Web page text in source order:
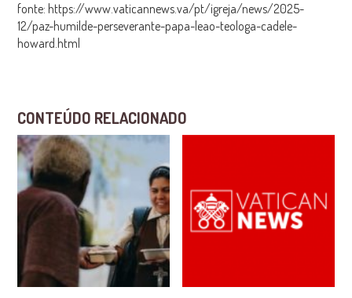
fonte: https://www.vaticannews.va/pt/igreja/news/2025-
12/paz-humilde-perseverante-papa-leao-teologa-cadele-
howard.html
CONTEÚDO RELACIONADO